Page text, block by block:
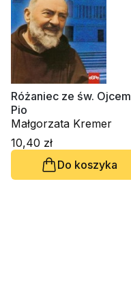
Różaniec ze św. Ojcem
Pio
Małgorzata Kremer
10,40 zł
Do koszyka